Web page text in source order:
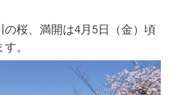
の桜、満開は4月5日（金）頃
。